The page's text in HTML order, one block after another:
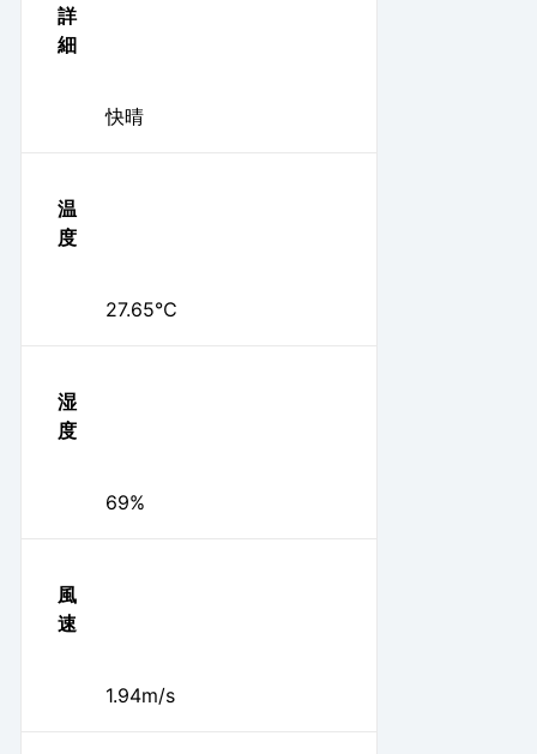
詳
細
快晴
温
度
27.65℃
湿
度
69%
風
速
1.94m/s